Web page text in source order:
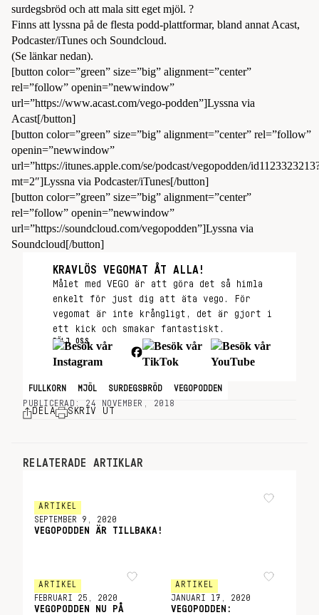
surdegsbröd och att mala sitt eget mjöl. ?
Finns att lyssna på de flesta podd-plattformar, bland annat Acast,
Podcaster/iTunes och Soundcloud.
(Se länkar nedan).
[button color=”green” size=”big” alignment=”center”
rel=”follow” openin=”newwindow”
url=”https://www.acast.com/vego-podden”]Lyssna via
Acast[/button]
[button color=”green” size=”big” alignment=”center” rel=”follow”
openin=”newwindow”
url=”https://itunes.apple.com/se/podcast/vegopodden/
mt=2″]Lyssna via Podcaster/iTunes[/button]
[button color=”green” size=”big” alignment=”center”
rel=”follow” openin=”newwindow”
url=”https://soundcloud.com/vegopodden”]Lyssna via
Soundcloud[/button]
KRAVLÖS VEGOMAT ÅT ALLA!
Målet med VEGO är att göra det så himla
enkelt för just dig att äta vego. För
vegomat är inte krångligt, det är gjort i
ett kick och smakar fantastiskt.
FÖLJ OSS
FULLKORN MJÖL SURDEGSBRÖD
VEGOPODDEN
PUBLICERAD: 24 NOVEMBER, 2018
DELA SKRIV UT
RELATERADE ARTIKLAR
ARTIKEL
SEPTEMBER 9, 2020
VEGOPODDEN ÄR TILLBAKA!
ARTIKEL
FEBRUARI 25, 2020
VEGOPODDEN NU PÅ
ARTIKEL
JANUARI 17, 2020
VEGOPODDEN: